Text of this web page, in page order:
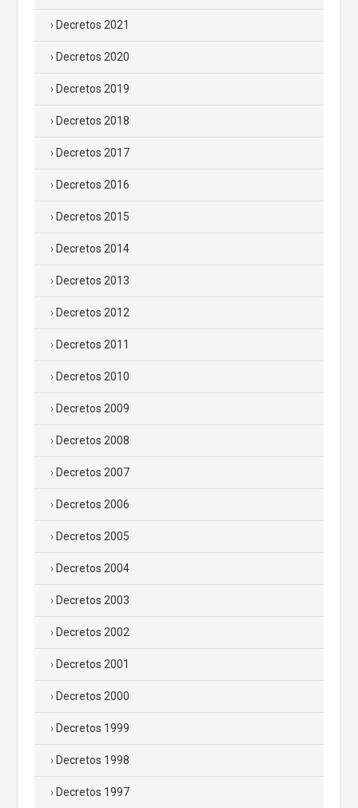
Decretos 2021
Decretos 2020
Decretos 2019
Decretos 2018
Decretos 2017
Decretos 2016
Decretos 2015
Decretos 2014
Decretos 2013
Decretos 2012
Decretos 2011
Decretos 2010
Decretos 2009
Decretos 2008
Decretos 2007
Decretos 2006
Decretos 2005
Decretos 2004
Decretos 2003
Decretos 2002
Decretos 2001
Decretos 2000
Decretos 1999
Decretos 1998
Decretos 1997